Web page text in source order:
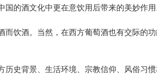
的酒文化中更在意饮用后带来的美妙作用
饮酒。当然，在西方葡萄酒也有交际的功
史背景、生活环境、宗教信仰、风俗习